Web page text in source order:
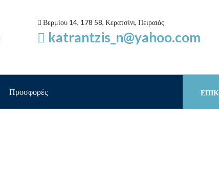
Βερμίου 14, 178 58, Κερατσίνι, Πειραιάς
katrantzis_n@yahoo.com
Προσφορές